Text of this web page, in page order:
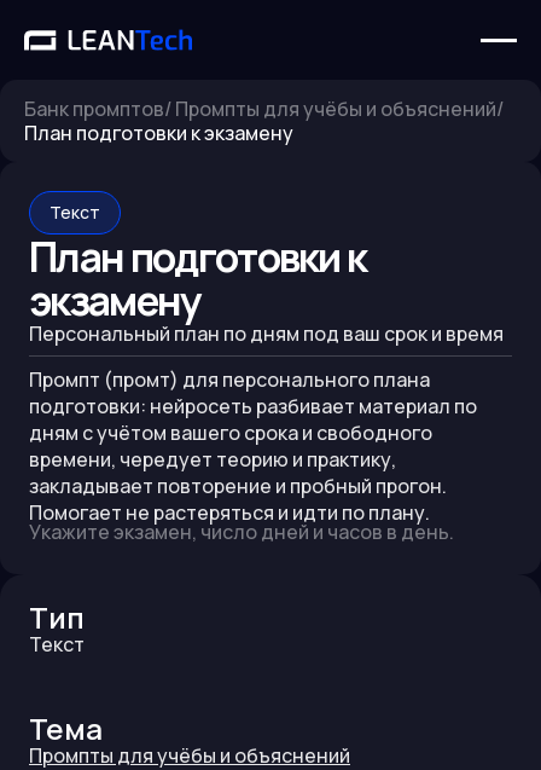
Банк промптов/Промпты для учёбы и объяснений/
План подготовки к экзамену
Текст
План подготовки к
экзамену
Персональный план по дням под ваш срок и время
Промпт (промт) для персонального плана
подготовки: нейросеть разбивает материал по
дням с учётом вашего срока и свободного
времени, чередует теорию и практику,
закладывает повторение и пробный прогон.
Помогает не растеряться и идти по плану.
Укажите экзамен, число дней и часов в день.
Тип
Текст
Тема
Промпты для учёбы и объяснений